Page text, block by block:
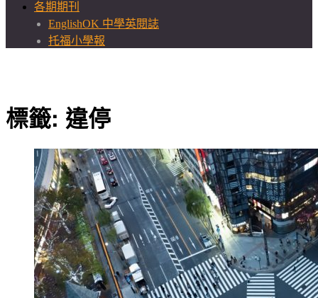
各期期刊
EnglishOK 中學英閱誌
托福小學報
標籤: 違停